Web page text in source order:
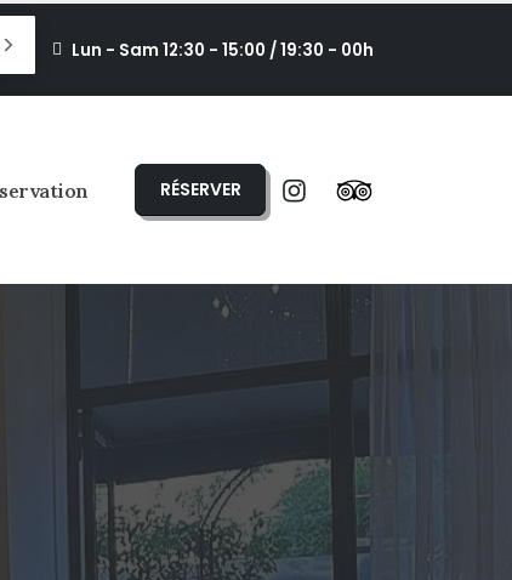
Lun - Sam 12:30 - 15:00 / 19:30 - 00h
RÉSERVER